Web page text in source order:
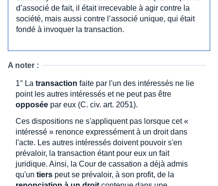
d’associé de fait, il était irrecevable à agir contre la
société, mais aussi contre l’associé unique, qui était
fondé à invoquer la transaction.
A noter :
1° La transaction faite par l'un des intéressés ne lie
point les autres intéressés et ne peut pas être
opposée par eux (C. civ. art. 2051).
Ces dispositions ne s'appliquent pas lorsque cet «
intéressé » renonce expressément à un droit dans
l'acte. Les autres intéressés doivent pouvoir s'en
prévaloir, la transaction étant pour eux un fait
juridique. Ainsi, la Cour de cassation a déjà admis
qu'un tiers peut se prévaloir, à son profit, de la